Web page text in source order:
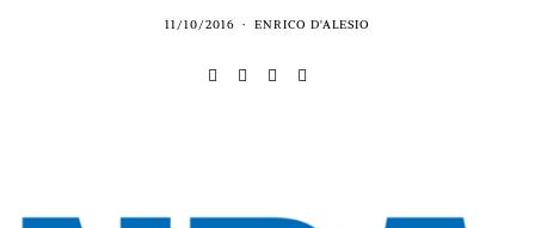
11/10/2016 ENRICO D'ALESIO